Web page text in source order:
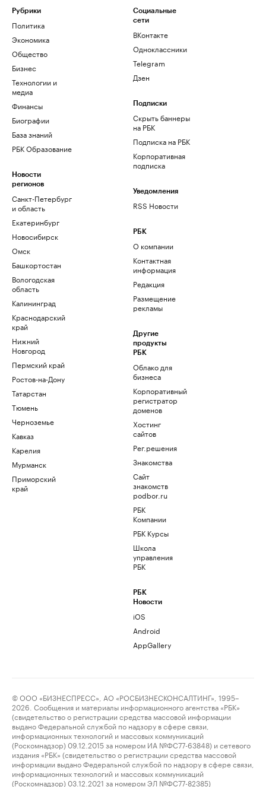
Рубрики
Политика
Экономика
Общество
Бизнес
Технологии и
медиа
Финансы
Биографии
База знаний
РБК Образование
Новости
регионов
Санкт-Петербург
и область
Екатеринбург
Новосибирск
Омск
Башкортостан
Вологодская
область
Калининград
Краснодарский
край
Нижний
Новгород
Пермский край
Ростов-на-Дону
Татарстан
Тюмень
Черноземье
Кавказ
Карелия
Мурманск
Приморский
край
Социальные
сети
ВКонтакте
Одноклассники
Telegram
Дзен
Подписки
Скрыть баннеры
на РБК
Подписка на РБК
Корпоративная
подписка
Уведомления
RSS Новости
РБК
О компании
Контактная
информация
Редакция
Размещение
рекламы
Другие
продукты
РБК
Облако для
бизнеса
Корпоративный
регистратор
доменов
Хостинг
сайтов
Рег.решения
Знакомства
Сайт
знакомств
podbor.ru
РБК
Компании
РБК Курсы
Школа
управления
РБК
РБК
Новости
iOS
Android
AppGallery
© ООО «БИЗНЕСПРЕСС», АО «РОСБИЗНЕСКОНСАЛТИНГ», 1995–
2026. Сообщения и материалы информационного агентства «РБК»
(свидетельство о регистрации средства массовой информации
выдано Федеральной службой по надзору в сфере связи,
информационных технологий и массовых коммуникаций
(Роскомнадзор) 09.12.2015 за номером ИА №ФС77-63848) и сетевого
издания «РБК» (свидетельство о регистрации средства массовой
информации выдано Федеральной службой по надзору в сфере связи,
информационных технологий и массовых коммуникаций
(Роскомнадзор) 03.12.2021 за номером ЭЛ №ФС77-82385)